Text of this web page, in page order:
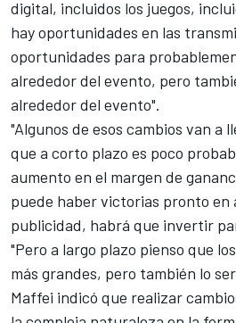
digital, incluidos los juegos,
hay oportunidades en las
oportunidades para
alrededor del evento, pero
alrededor del evento".
"Algunos de esos cambios van a
que a corto plazo es poco
aumento en el margen de
puede haber victorias pronto en
publicidad, habrá que invertir
"Pero a largo plazo pienso que
más grandes, pero también lo
Maffei indicó que realizar